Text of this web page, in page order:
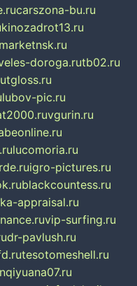
carszona-bu.ru
kinozadrot13.ru
doroga.rutb02.ru
lubov-pic.ru
vgurin.ru
lucomoria.ru
igro-pictures.ru
blackcountess.ru
appraisal.ru
vip-surfing.ru
dr-pavlush.ru
tesotomeshell.ru